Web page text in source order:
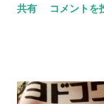
てはいるものの、
た。札幌に行く用
共有 コメントを